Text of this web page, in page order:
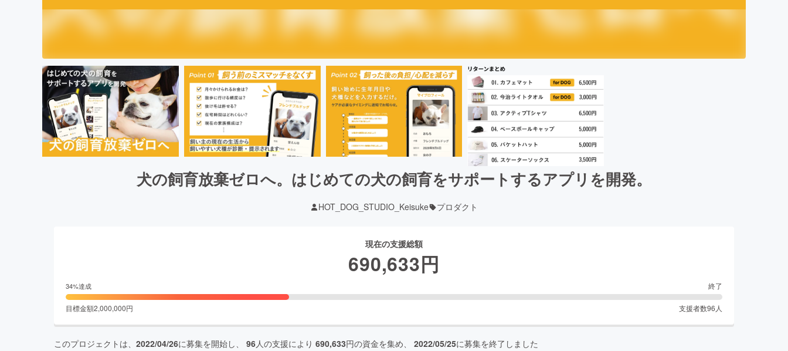
犬の飼育放棄ゼロへ。はじめての犬の飼育をサポートするアプリを開発。
HOT_DOG_STUDIO_Keisuke プロダクト
現在の支援総額
690,633円
34%達成 終了
目標金額2,000,000円 支援者数96人
このプロジェクトは、 2022/04/26に募集を開始し、 96人の支援により 690,633円の資金を集め、 2022/05/25に募集を終了しました